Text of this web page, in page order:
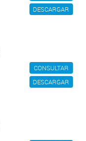
DESCARGAR
CONSULTAR
DESCARGAR